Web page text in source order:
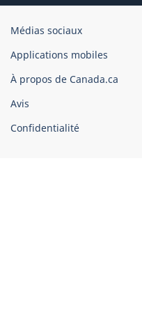
Organisation
gouvernement
du
Canada
Médias sociaux
Applications mobiles
À propos de Canada.ca
Avis
Confidentialité